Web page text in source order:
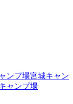
ンプ場宮城キャン
ャンプ場